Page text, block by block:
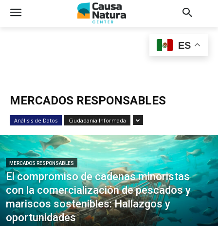
MERCADOS RESPONSABLES
Análisis de Datos Ciudadanía Informada
MERCADOS RESPONSABLES
El compromiso de cadenas minoristas
con la comercialización de pescados y
mariscos sostenibles: Hallazgos y
oportunidades
ES